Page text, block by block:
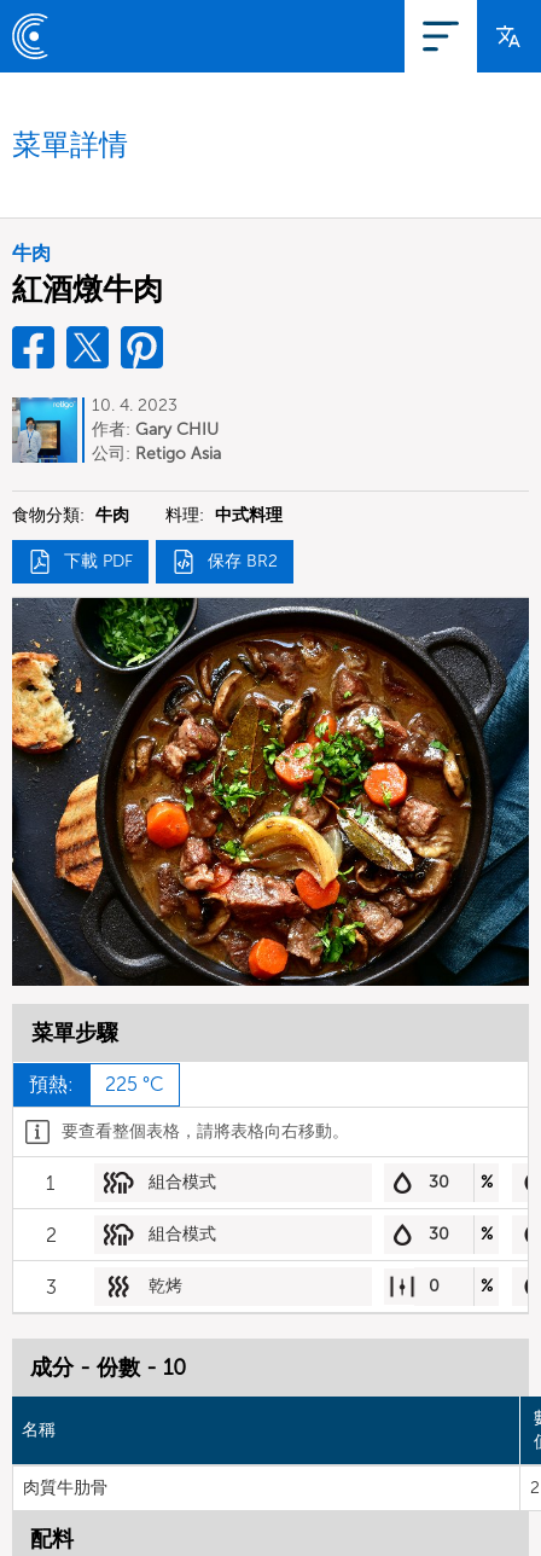
菜單詳情
牛肉
紅酒燉牛肉
10. 4. 2023
作者: Gary CHIU
公司: Retigo Asia
食物分類: 牛肉 料理: 中式料理
下載 PDF 保存 BR2
菜單步驟
預熱: 225 °C
要查看整個表格，請將表格向右移動。
1 組合模式 30 %
2 組合模式 30 %
3 乾烤 0 %
成分 - 份數 - 10
名稱
肉質牛肋骨
配料